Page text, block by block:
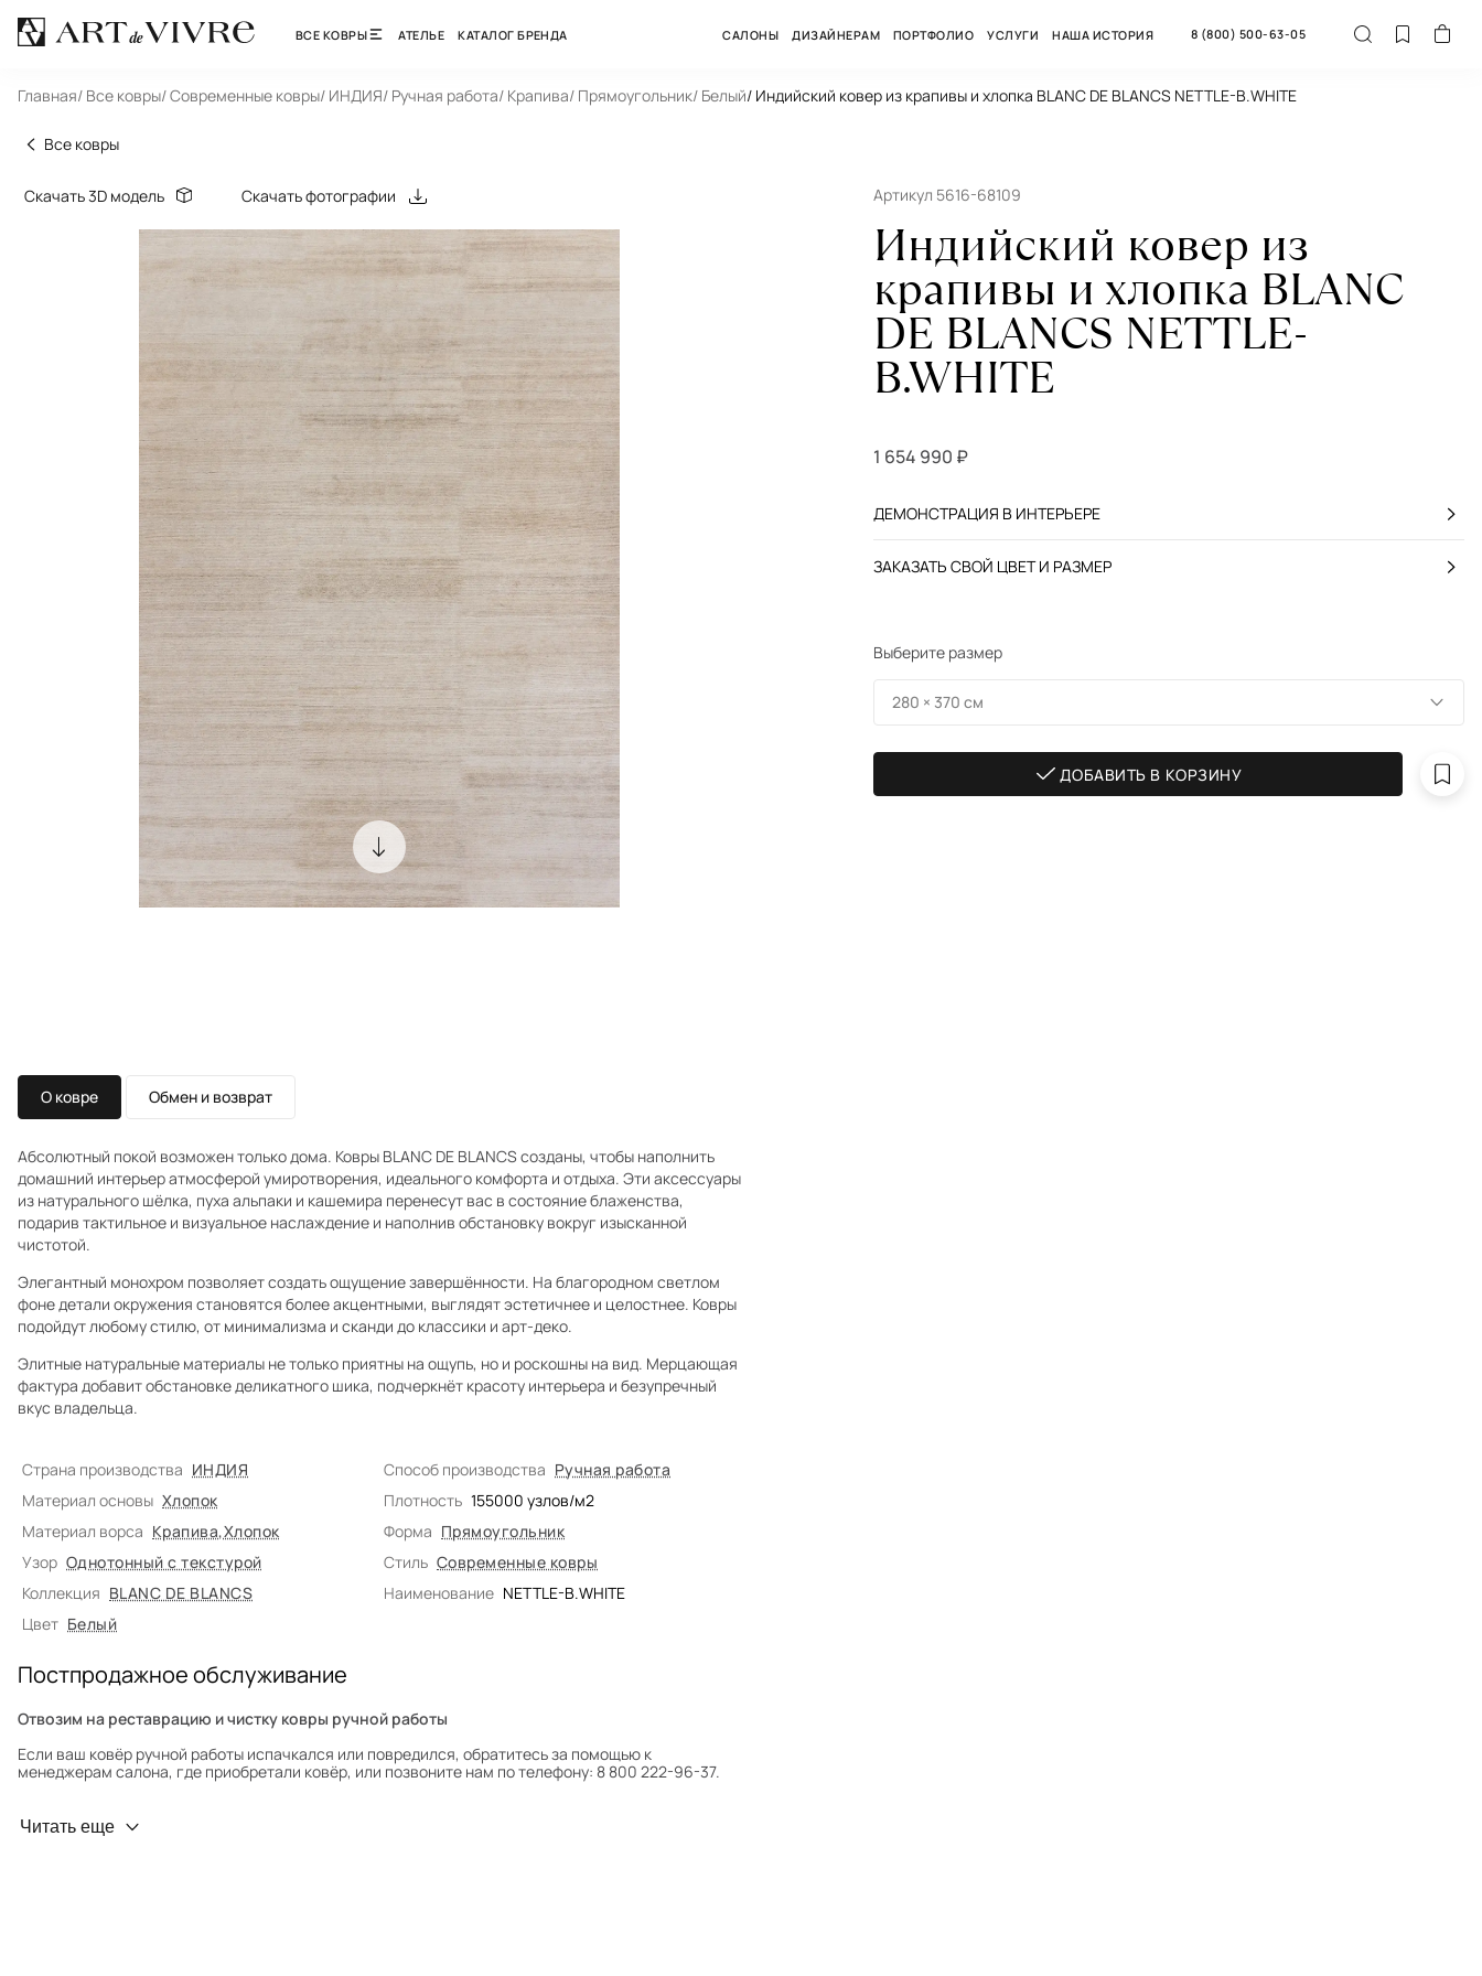
ВСЕ КОВРЫ АТЕЛЬЕ КАТАЛОГ БРЕНДА САЛОНЫ ДИЗАЙНЕРАМ ПОРТФОЛИО УСЛУГИ НАША ИСТОРИЯ 8 (800) 500-63-05
Главная/ Все ковры/ Современные ковры/ ИНДИЯ/ Ручная работа/ Крапива/ Прямоугольник/ Белый/ Индийский ковер из крапивы и хлопка BLANC DE BLANCS NETTLE-B.WHITE
Все ковры
Скачать 3D модель Скачать фотографии
О ковре Обмен и возврат
Абсолютный покой возможен только дома. Ковры BLANC DE BLANCS созданы, чтобы наполнить
домашний интерьер атмосферой умиротворения, идеального комфорта и отдыха. Эти аксессуары
из натурального шёлка, пуха альпаки и кашемира перенесут вас в состояние блаженства,
подарив тактильное и визуальное наслаждение и наполнив обстановку вокруг изысканной
чистотой.
Элегантный монохром позволяет создать ощущение завершённости. На благородном светлом
фоне детали окружения становятся более акцентными, выглядят эстетичнее и целостнее. Ковры
подойдут любому стилю, от минимализма и сканди до классики и арт-деко.
Элитные натуральные материалы не только приятны на ощупь, но и роскошны на вид. Мерцающая
фактура добавит обстановке деликатного шика, подчеркнёт красоту интерьера и безупречный
вкус владельца.
Страна производства ИНДИЯ Способ производства Ручная работа
Материал основы Хлопок Плотность 155000 узлов/м2
Материал ворса Крапива,Хлопок Форма Прямоугольник
Узор Однотонный с текстурой Стиль Современные ковры
Коллекция BLANC DE BLANCS Наименование NETTLE-B.WHITE
Цвет Белый
Постпродажное обслуживание
Отвозим на реставрацию и чистку ковры ручной работы
Если ваш ковёр ручной работы испачкался или повредился, обратитесь за помощью к
менеджерам салона, где приобретали ковёр, или позвоните нам по телефону: 8 800 222-96-37.
Профилактика износа
Читать еще
Артикул 5616-68109
Индийский ковер из
крапивы и хлопка BLANC
DE BLANCS NETTLE-
B.WHITE
1 654 990 ₽
ДЕМОНСТРАЦИЯ В ИНТЕРЬЕРЕ
ЗАКАЗАТЬ СВОЙ ЦВЕТ И РАЗМЕР
Выберите размер
280 × 370 см
ДОБАВИТЬ В КОРЗИНУ